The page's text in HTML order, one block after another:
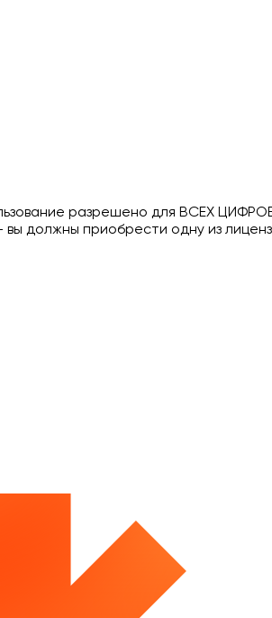
разрешено для ВСЕХ
вы должны приобрести одну из